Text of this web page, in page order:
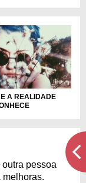
A REALIDADE
pessoa
melhoras.